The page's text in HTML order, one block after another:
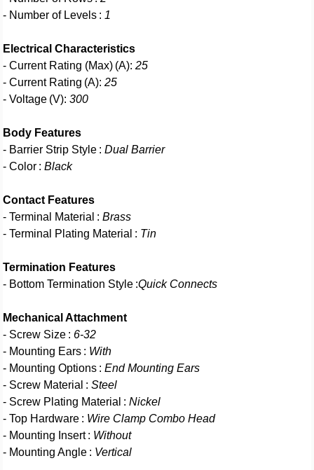
- Number of Levels : 1
Electrical Characteristics
- Current Rating (Max) (A):25
- Current Rating (A):25
- Voltage (V):300
Body Features
- Barrier Strip Style :Dual Barrier
- Color :Black
Contact Features
- Terminal Material :Brass
- Terminal Plating Material : Tin
Termination Features
- Bottom Termination Style :Quick Connects
Mechanical Attachment
- Screw Size : 6-32
- Mounting Ears : With
- Mounting Options :End Mounting Ears
- Screw Material :Steel
- Screw Plating Material :Nickel
- Top Hardware : Wire Clamp Combo Head
- Mounting Insert : Without
- Mounting Angle : Vertical